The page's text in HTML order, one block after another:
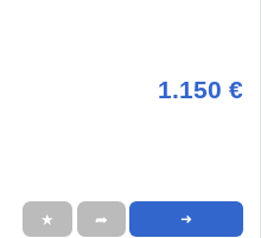
1.150 €
★ ➦ ➜